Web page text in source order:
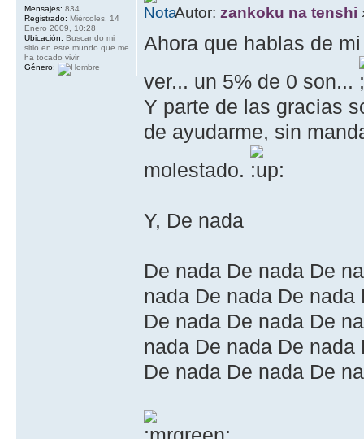
Autor:zankoku na tenshi
Ahora que hablas de
ver... un 5% de 0 son...
Y parte de las gracias
de ayudarme, sin
molestado.
Y, De nada
De nada De nada De
nada De nada De
De nada De nada De
nada De nada De
De nada De nada De
Mensajes: 834
Registrado: Miércoles, 14
Enero 2009, 10:28
Ubicación: Buscando mi
sitio en este mundo que me
ha tocado vivir
Género: